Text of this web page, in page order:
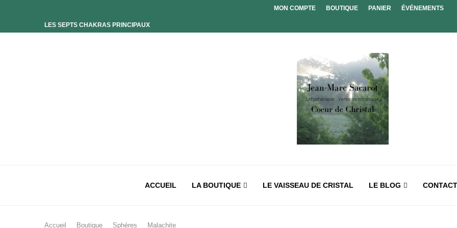
LES SEPTS CHAKRAS PRINCIPAUX
MON COMPTE BOUTIQUE PANIER ÉVÉNEMENTS
ACCUEIL LA BOUTIQUE LE VAISSEAU DE CRISTAL LE BLOG CONTACT
Accueil Boutique Sphères Malachite